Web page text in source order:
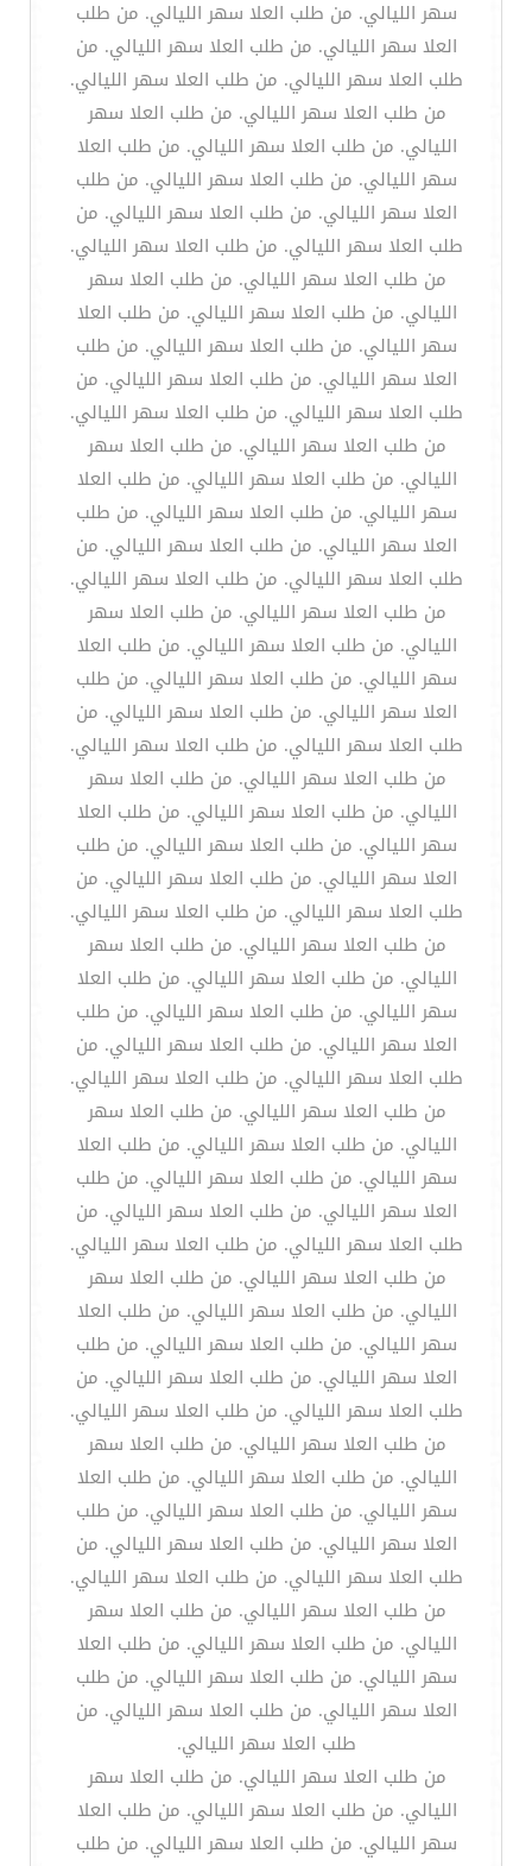
سهر الليالي. من طلب العلا سهر الليالي. من طلب
العلا سهر الليالي. من طلب العلا سهر الليالي. من
طلب العلا سهر الليالي. من طلب العلا سهر الليالي.
من طلب العلا سهر الليالي. من طلب العلا سهر
الليالي. من طلب العلا سهر الليالي. من طلب العلا
سهر الليالي. من طلب العلا سهر الليالي. من طلب
العلا سهر الليالي. من طلب العلا سهر الليالي. من
طلب العلا سهر الليالي. من طلب العلا سهر الليالي.
من طلب العلا سهر الليالي. من طلب العلا سهر
الليالي. من طلب العلا سهر الليالي. من طلب العلا
سهر الليالي. من طلب العلا سهر الليالي. من طلب
العلا سهر الليالي. من طلب العلا سهر الليالي. من
طلب العلا سهر الليالي. من طلب العلا سهر الليالي.
من طلب العلا سهر الليالي. من طلب العلا سهر
الليالي. من طلب العلا سهر الليالي. من طلب العلا
سهر الليالي. من طلب العلا سهر الليالي. من طلب
العلا سهر الليالي. من طلب العلا سهر الليالي. من
طلب العلا سهر الليالي. من طلب العلا سهر الليالي.
من طلب العلا سهر الليالي. من طلب العلا سهر
الليالي. من طلب العلا سهر الليالي. من طلب العلا
سهر الليالي. من طلب العلا سهر الليالي. من طلب
العلا سهر الليالي. من طلب العلا سهر الليالي. من
طلب العلا سهر الليالي. من طلب العلا سهر الليالي.
من طلب العلا سهر الليالي. من طلب العلا سهر
الليالي. من طلب العلا سهر الليالي. من طلب العلا
سهر الليالي. من طلب العلا سهر الليالي. من طلب
العلا سهر الليالي. من طلب العلا سهر الليالي. من
طلب العلا سهر الليالي. من طلب العلا سهر الليالي.
من طلب العلا سهر الليالي. من طلب العلا سهر
الليالي. من طلب العلا سهر الليالي. من طلب العلا
سهر الليالي. من طلب العلا سهر الليالي. من طلب
العلا سهر الليالي. من طلب العلا سهر الليالي. من
طلب العلا سهر الليالي. من طلب العلا سهر الليالي.
من طلب العلا سهر الليالي. من طلب العلا سهر
الليالي. من طلب العلا سهر الليالي. من طلب العلا
سهر الليالي. من طلب العلا سهر الليالي. من طلب
العلا سهر الليالي. من طلب العلا سهر الليالي. من
طلب العلا سهر الليالي. من طلب العلا سهر الليالي.
من طلب العلا سهر الليالي. من طلب العلا سهر
الليالي. من طلب العلا سهر الليالي. من طلب العلا
سهر الليالي. من طلب العلا سهر الليالي. من طلب
العلا سهر الليالي. من طلب العلا سهر الليالي. من
طلب العلا سهر الليالي. من طلب العلا سهر الليالي.
من طلب العلا سهر الليالي. من طلب العلا سهر
الليالي. من طلب العلا سهر الليالي. من طلب العلا
سهر الليالي. من طلب العلا سهر الليالي. من طلب
العلا سهر الليالي. من طلب العلا سهر الليالي. من
طلب العلا سهر الليالي. من طلب العلا سهر الليالي.
من طلب العلا سهر الليالي. من طلب العلا سهر
الليالي. من طلب العلا سهر الليالي. من طلب العلا
سهر الليالي. من طلب العلا سهر الليالي. من طلب
العلا سهر الليالي. من طلب العلا سهر الليالي. من
طلب العلا سهر الليالي.
من طلب العلا سهر الليالي. من طلب العلا سهر
الليالي. من طلب العلا سهر الليالي. من طلب العلا
سهر الليالي. من طلب العلا سهر الليالي. من طلب